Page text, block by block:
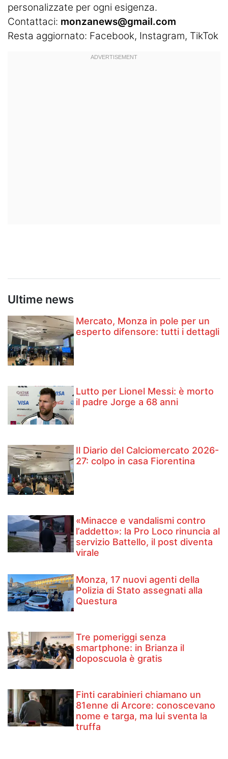
personalizzate per ogni esigenza.
Contattaci: monzanews@gmail.com
Resta aggiornato: Facebook, Instagram, TikTok
Ultime news
Mercato, Monza in pole per un
esperto difensore: tutti i dettagli
Lutto per Lionel Messi: è morto
il padre Jorge a 68 anni
Il Diario del Calciomercato 2026-
27: colpo in casa Fiorentina
«Minacce e vandalismi contro
l’addetto»: la Pro Loco rinuncia al
servizio Battello, il post diventa
virale
Monza, 17 nuovi agenti della
Polizia di Stato assegnati alla
Questura
Tre pomeriggi senza
smartphone: in Brianza il
doposcuola è gratis
Finti carabinieri chiamano un
81enne di Arcore: conoscevano
nome e targa, ma lui sventa la
truffa